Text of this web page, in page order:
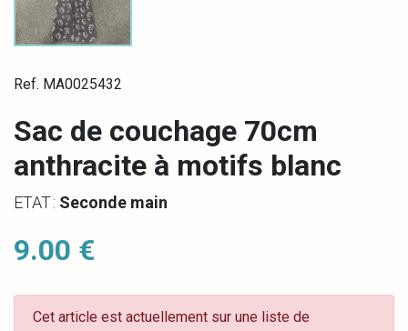
Ref. MA0025432
Sac de couchage 70cm
anthracite à motifs blanc
ETAT : Seconde main
9.00 €
Cet article est actuellement sur une liste de